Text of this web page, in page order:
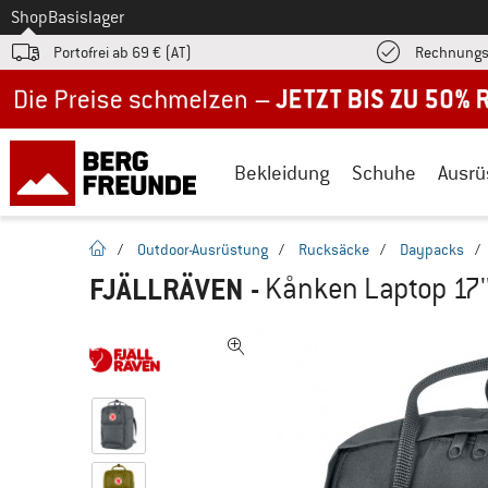
Zum
ShopBasislager
Portofrei ab 69 € (AT)
Bekleidung Schuhe
Startseite
/ Outdoor-Ausrüstung / Rucksäcke / Daypacks /
FJÄLLRÄVEN - Kånken Laptop